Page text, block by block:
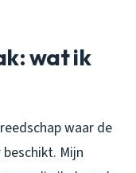
wat ik
waar de
Mijn